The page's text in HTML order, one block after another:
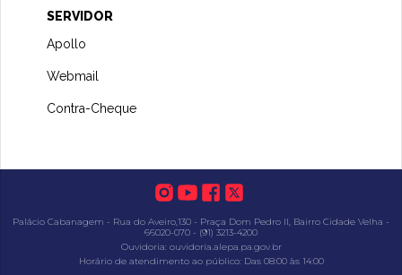
SERVIDOR
Apollo
Webmail
Contra-Cheque
Palácio Cabanagem - Rua do Aveiro,130 - Praça Dom Pedro II, Bairro Cidade Velha -
66020-070 - (91) 3213-4200
Ouvidoria: ouvidoria.alepa.pa.gov.br
Horário de atendimento ao público: Das 08:00 às 14:00